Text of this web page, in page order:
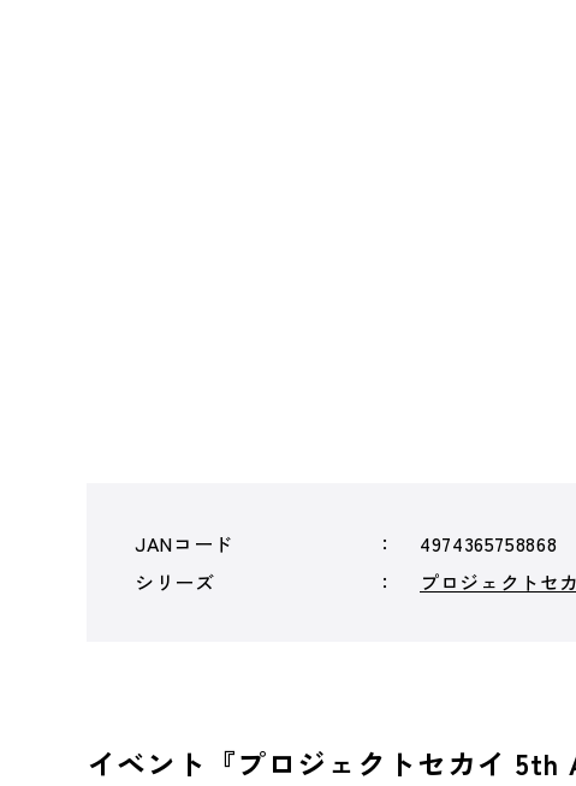
JANコード
4974365758868
シリーズ
プロジェクトセ
イベント『プロジェクトセカイ 5th